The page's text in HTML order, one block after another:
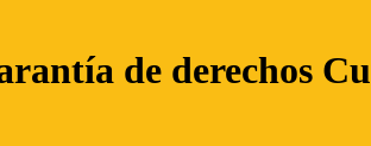
de derechos